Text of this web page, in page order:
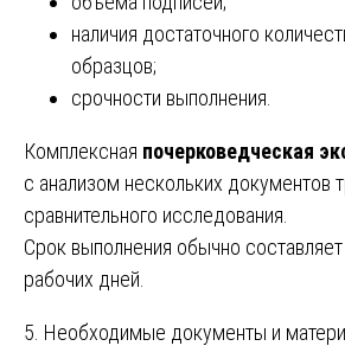
наличия достаточного
образцов;
срочности выполнения.
Комплексная почерковедческая
с анализом нескольких документов
сравнительного исследования.
Срок выполнения обычно
рабочих дней.
5. Необходимые документы и